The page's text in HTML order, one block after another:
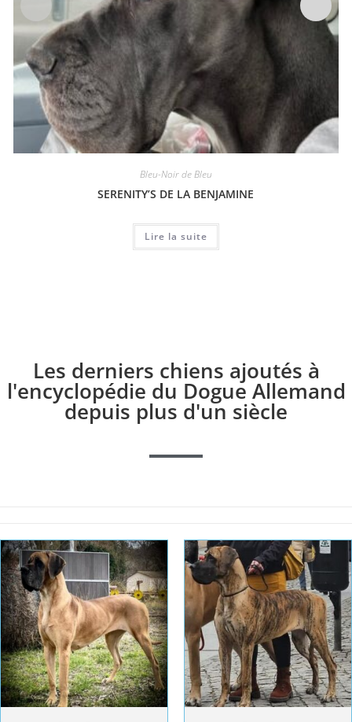
Bleu-Noir de Bleu
SERENITY’S DE LA BENJAMINE
Lire la suite
Les derniers chiens ajoutés à
l'encyclopédie du Dogue Allemand
depuis plus d'un siècle